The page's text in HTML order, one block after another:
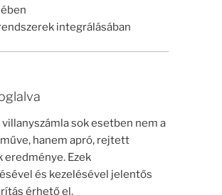
integrálásában
villanyszámla sok esetben nem a
hanem apró, rejtett
eredménye. Ezek
és kezelésével jelentős
érhető el.